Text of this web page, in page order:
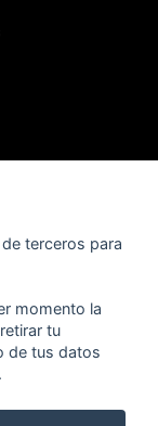
terceros para
momento la
tu
de tus datos